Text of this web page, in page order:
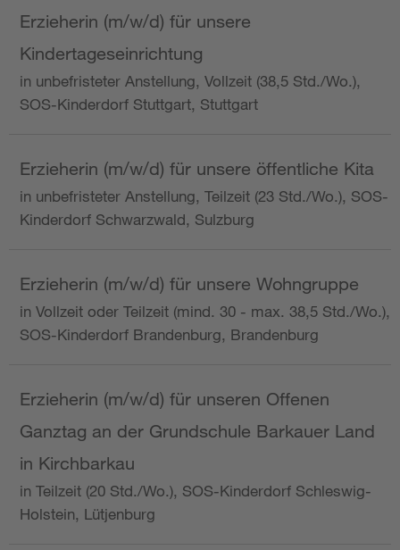
Erzieherin (m/w/d) für unsere
Kindertageseinrichtung
in unbefristeter Anstellung, Vollzeit (38,5 Std./Wo.),
SOS-Kinderdorf Stuttgart, Stuttgart
Erzieherin (m/w/d) für unsere öffentliche Kita
in unbefristeter Anstellung, Teilzeit (23 Std./Wo.), SOS-
Kinderdorf Schwarzwald, Sulzburg
Erzieherin (m/w/d) für unsere Wohngruppe
in Vollzeit oder Teilzeit (mind. 30 - max. 38,5 Std./Wo.),
SOS-Kinderdorf Brandenburg, Brandenburg
Erzieherin (m/w/d) für unseren Offenen
Ganztag an der Grundschule Barkauer Land
in Kirchbarkau
in Teilzeit (20 Std./Wo.), SOS-Kinderdorf Schleswig-
Holstein, Lütjenburg